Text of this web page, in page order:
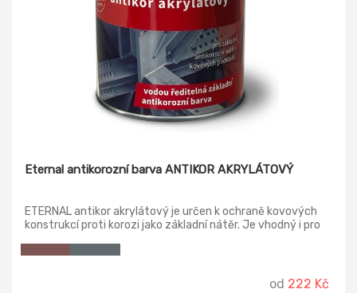
Eternal antikorozní barva ANTIKOR AKRYLÁTOVÝ
ETERNAL antikor akrylátový je určen k ochraně kovových
konstrukcí proti korozi jako základní nátěr. Je vhodný i pro
od 222 Kč